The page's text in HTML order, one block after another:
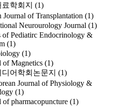
학회지 (1)
Journal of Transplantation (1)
Neurourology Journal (1)
of Pediatirc Endocrinology &
(1)
(1)
of Magnetics (1)
어학회논문지 (1)
Journal of Physiology &
(1)
of pharmacopuncture (1)